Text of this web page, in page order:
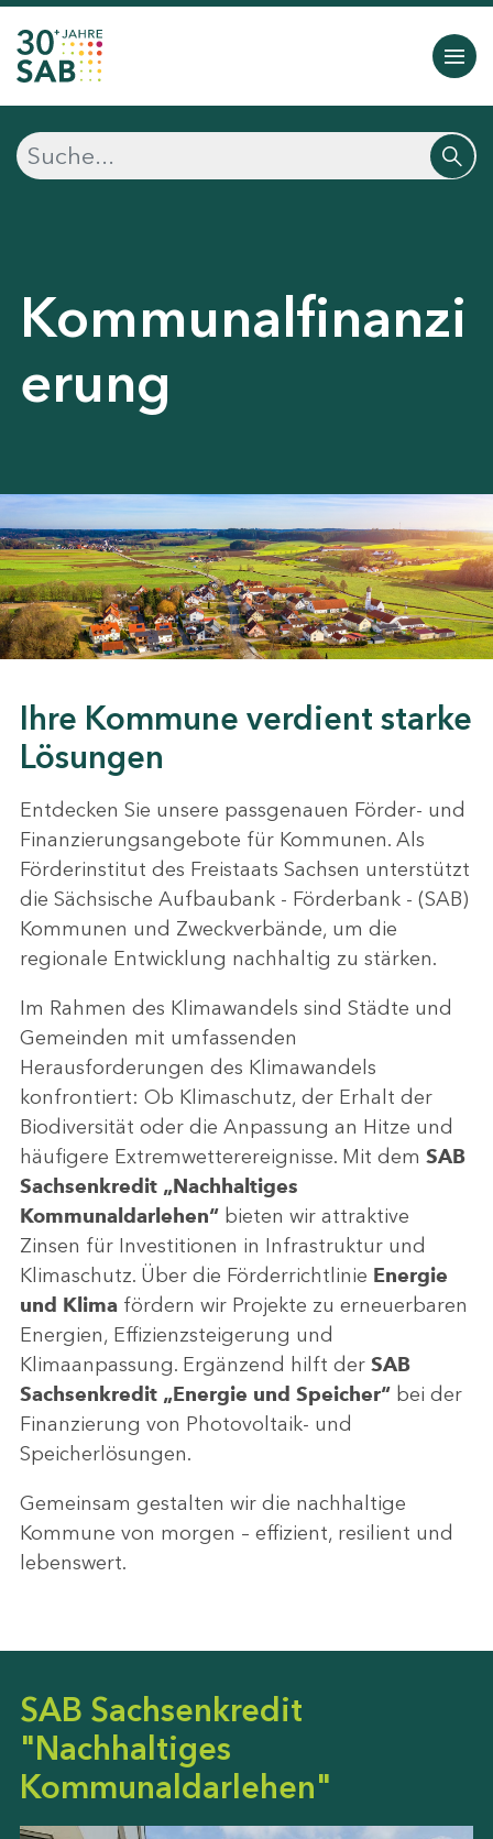
Kommunalfinanzi
erung
Ihre Kommune verdient starke
Lösungen
Entdecken Sie unsere passgenauen Förder- und
Finanzierungsangebote für Kommunen. Als
Förderinstitut des Freistaats Sachsen unterstützt
die Sächsische Aufbaubank - Förderbank - (SAB)
Kommunen und Zweckverbände, um die
regionale Entwicklung nachhaltig zu stärken.
Im Rahmen des Klimawandels sind Städte und
Gemeinden mit umfassenden
Herausforderungen des Klimawandels
konfrontiert: Ob Klimaschutz, der Erhalt der
Biodiversität oder die Anpassung an Hitze und
häufigere Extremwetterereignisse. Mit dem SAB
Sachsenkredit „Nachhaltiges
Kommunaldarlehen“ bieten wir attraktive
Zinsen für Investitionen in Infrastruktur und
Klimaschutz. Über die Förderrichtlinie Energie
und Klima fördern wir Projekte zu erneuerbaren
Energien, Effizienzsteigerung und
Klimaanpassung. Ergänzend hilft der SAB
Sachsenkredit „Energie und Speicher“ bei der
Finanzierung von Photovoltaik- und
Speicherlösungen.
Gemeinsam gestalten wir die nachhaltige
Kommune von morgen – effizient, resilient und
lebenswert.
SAB Sachsenkredit
"Nachhaltiges
Kommunaldarlehen"